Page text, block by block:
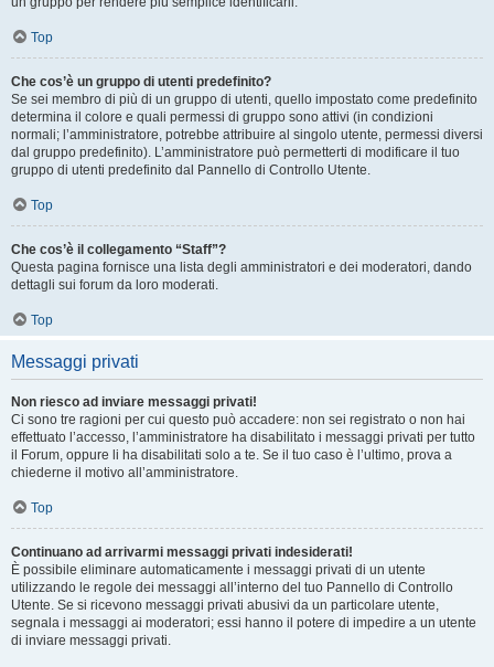
Top
Che cos’è un gruppo di utenti predefinito?
Se sei membro di più di un gruppo di utenti, quello impostato come predefinito
determina il colore e quali permessi di gruppo sono attivi (in condizioni
normali; l’amministratore, potrebbe attribuire al singolo utente, permessi diversi
dal gruppo predefinito). L’amministratore può permetterti di modificare il tuo
gruppo di utenti predefinito dal Pannello di Controllo Utente.
Top
Che cos’è il collegamento “Staff”?
Questa pagina fornisce una lista degli amministratori e dei moderatori, dando
dettagli sui forum da loro moderati.
Top
Messaggi privati
Non riesco ad inviare messaggi privati!
Ci sono tre ragioni per cui questo può accadere: non sei registrato o non hai
effettuato l’accesso, l’amministratore ha disabilitato i messaggi privati per tutto
il Forum, oppure li ha disabilitati solo a te. Se il tuo caso è l’ultimo, prova a
chiederne il motivo all’amministratore.
Top
Continuano ad arrivarmi messaggi privati indesiderati!
È possibile eliminare automaticamente i messaggi privati ​​di un utente
utilizzando le regole dei messaggi all’interno del tuo Pannello di Controllo
Utente. Se si ricevono messaggi privati ​​abusivi da un particolare utente,
segnala i messaggi ai moderatori; essi hanno il potere di impedire a un utente
di inviare messaggi privati​​.